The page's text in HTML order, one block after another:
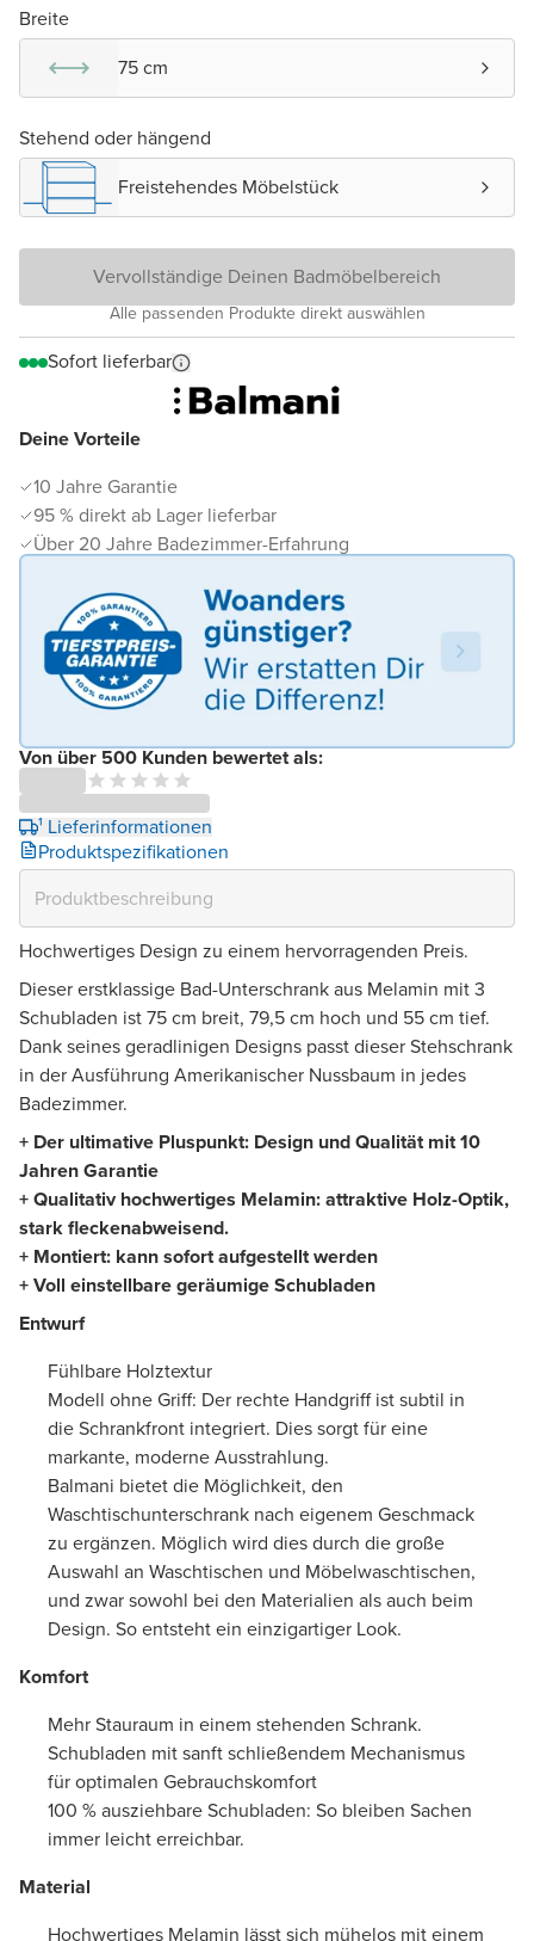
Deine Vorteile
10 Jahre Garantie
95 % direkt ab Lager lieferbar
Über 20 Jahre Badezimmer-Erfahrung
Von über 500 Kunden bewertet als:
¹ Lieferinformationen
Produktspezifikationen
Breite
75 cm
Stehend oder hängend
Freistehendes Möbelstück
Vervollständige Deinen Badmöbelbereich
Alle passenden Produkte direkt auswählen
Sofort lieferbar
Hochwertiges Design zu einem hervorragenden Preis.
Dieser erstklassige Bad-Unterschrank aus Melamin mit 3
Schubladen ist 75 cm breit, 79,5 cm hoch und 55 cm tief.
Dank seines geradlinigen Designs passt dieser Stehschrank
in der Ausführung Amerikanischer Nussbaum in jedes
Badezimmer.
+ Der ultimative Pluspunkt: Design und Qualität mit 10
Jahren Garantie
+ Qualitativ hochwertiges Melamin: attraktive Holz-Optik,
stark fleckenabweisend.
+ Montiert: kann sofort aufgestellt werden
+ Voll einstellbare geräumige Schubladen
Entwurf
Fühlbare Holztextur
Modell ohne Griff: Der rechte Handgriff ist subtil in
die Schrankfront integriert. Dies sorgt für eine
markante, moderne Ausstrahlung.
Balmani bietet die Möglichkeit, den
Waschtischunterschrank nach eigenem Geschmack
zu ergänzen. Möglich wird dies durch die große
Auswahl an Waschtischen und Möbelwaschtischen,
und zwar sowohl bei den Materialien als auch beim
Design. So entsteht ein einzigartiger Look.
Komfort
Mehr Stauraum in einem stehenden Schrank.
Schubladen mit sanft schließendem Mechanismus
für optimalen Gebrauchskomfort
100 % ausziehbare Schubladen: So bleiben Sachen
immer leicht erreichbar.
Material
Hochwertiges Melamin lässt sich mühelos mit einem